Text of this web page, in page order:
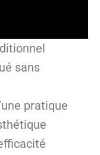
sans
pratique